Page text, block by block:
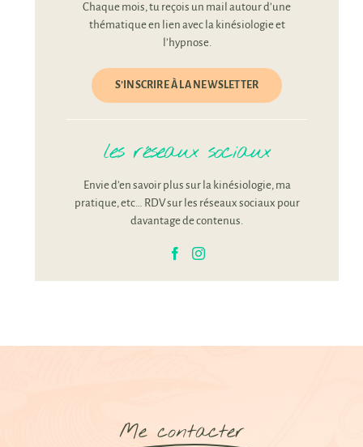
Chaque mois, tu reçois un mail autour d’une
thématique en lien avec la kinésiologie et
l’hypnose.
S’INSCRIRE À LA NEWSLETTER
les réseaux sociaux
Envie d’en savoir plus sur la kinésiologie, ma
pratique, etc… RDV sur les réseaux sociaux pour
davantage de contenus.
Me contacter